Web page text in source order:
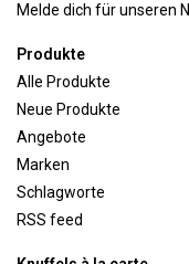
Melde dich für unseren
Produkte
Alle Produkte
Neue Produkte
Angebote
Marken
Schlagworte
RSS feed